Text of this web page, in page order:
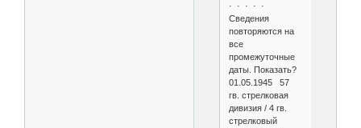
· · · · ·
Сведения
повторяются на
все
промежуточные
даты. Показать?
01.05.1945 57
гв. стрелковая
дивизия / 4 гв.
стрелковый